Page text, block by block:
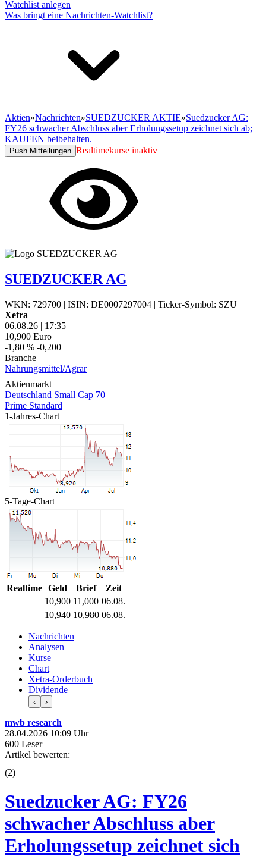
Watchlist anlegen
Was bringt eine Nachrichten-Watchlist?
Aktien»Nachrichten»SUEDZUCKER AKTIE»Suedzucker AG:
FY26 schwacher Abschluss aber Erholungssetup zeichnet sich ab;
KAUFEN beibehalten.
Push Mitteilungen Realtimekurse inaktiv
SUEDZUCKER AG
WKN: 729700 | ISIN: DE0007297004 | Ticker-Symbol: SZU
Xetra
06.08.26 | 17:35
10,900 Euro
-1,80 % -0,200
Branche
Nahrungsmittel/Agrar
Aktienmarkt
Deutschland Small Cap 70
Prime Standard
1-Jahres-Chart
5-Tage-Chart
Realtime Geld Brief
Zeit
10,900 11,000 06.08.
10,940 10,980 06.08.
Nachrichten
Analysen
Kurse
Chart
Xetra-Orderbuch
Dividende
‹ ›
mwb research
28.04.2026 10:09 Uhr
600 Leser
Artikel bewerten:
(2)
Suedzucker AG: FY26
schwacher Abschluss aber
Erholungssetup zeichnet sich